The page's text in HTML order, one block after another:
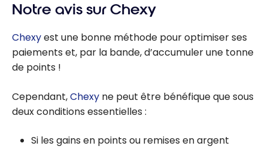
Notre avis sur Chexy
Chexyest une bonne méthode pour optimiser ses
paiements et, par la bande, d’accumuler une tonne
de points !
Cependant,Chexy ne peut être bénéfique que sous
deux conditions essentielles :
Si les gains en points ou remises en argent